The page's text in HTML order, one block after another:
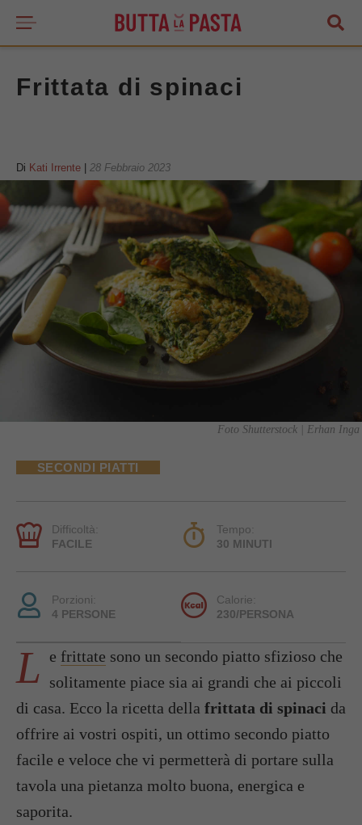
Frittata di spinaci
Di Kati Irrente 28 Febbraio 2023
Foto Shutterstock | Erhan Inga
SECONDI PIATTI
Difficoltà:
FACILE
Tempo:
30 MINUTI
Porzioni:
4 PERSONE
Calorie:
230/PERSONA
L e frittate sono un secondo piatto sfizioso che
solitamente piace sia ai grandi che ai piccoli
di casa. Ecco la ricetta della frittata di spinaci da
offrire ai vostri ospiti, un ottimo secondo piatto
facile e veloce che vi permetterà di portare sulla
tavola una pietanza molto buona, energica e
saporita.